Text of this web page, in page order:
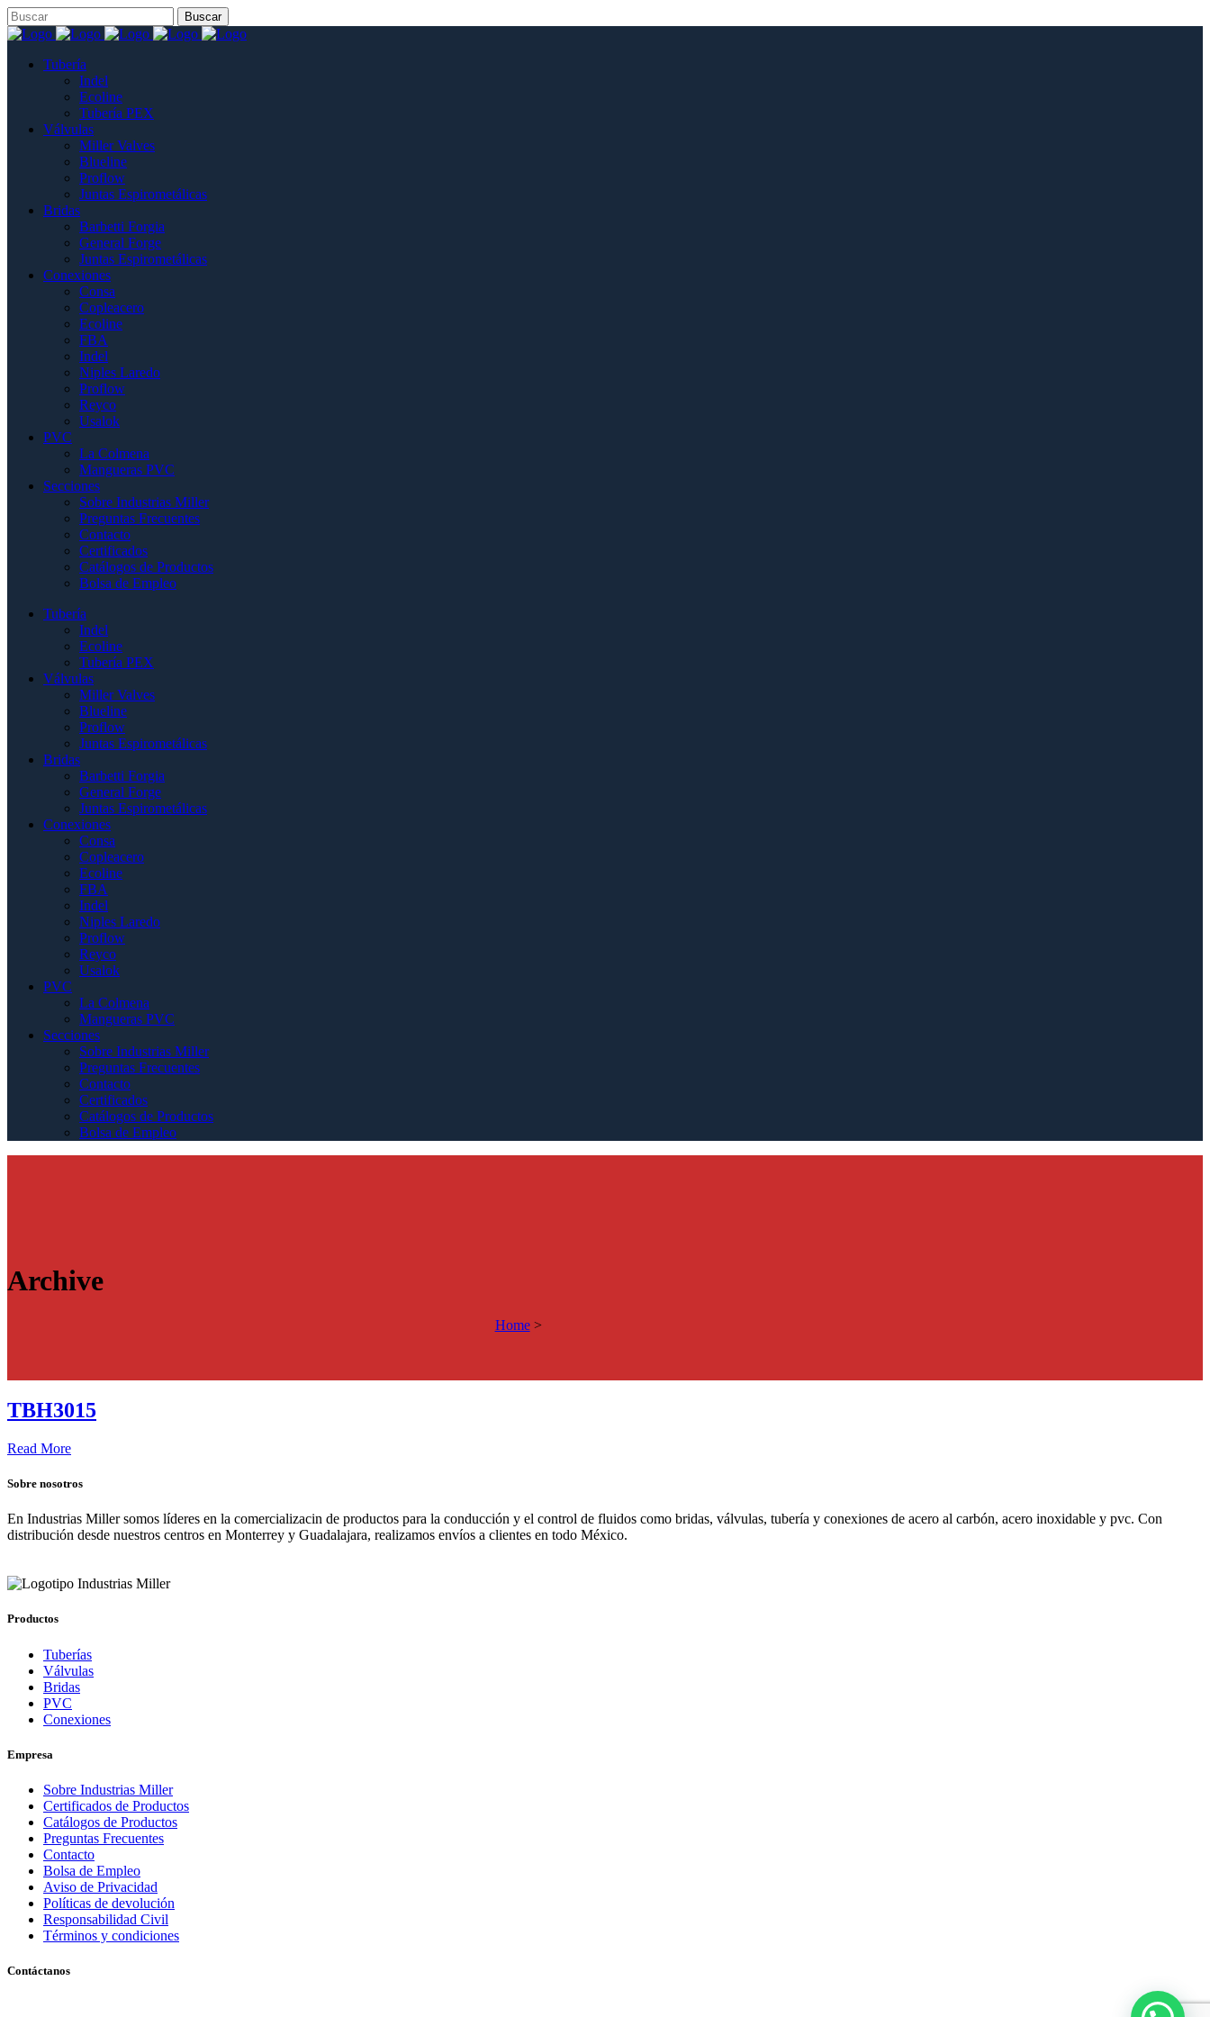
Tubería
Indel
Ecoline
Tubería PEX
Válvulas
Miller Valves
Blueline
Proflow
Juntas Espirometálicas
Bridas
Barbetti Forgia
General Forge
Juntas Espirometálicas
Conexiones
Consa
Copleacero
Ecoline
FBA
Indel
Niples Laredo
Proflow
Reyco
Usalok
PVC
La Colmena
Mangueras PVC
Secciones
Sobre Industrias Miller
Preguntas Frecuentes
Contacto
Certificados
Catálogos de Productos
Bolsa de Empleo
Tubería
Indel
Ecoline
Tubería PEX
Válvulas
Miller Valves
Blueline
Proflow
Juntas Espirometálicas
Bridas
Barbetti Forgia
General Forge
Juntas Espirometálicas
Conexiones
Consa
Copleacero
Ecoline
FBA
Indel
Niples Laredo
Proflow
Reyco
Usalok
PVC
La Colmena
Mangueras PVC
Secciones
Sobre Industrias Miller
Preguntas Frecuentes
Contacto
Certificados
Catálogos de Productos
Bolsa de Empleo
Archive
Home>
TBH3015
Read More
Sobre nosotros
En Industrias Miller somos líderes en la comercializacin de productos para la conducción y el control de fluidos como bridas, válvulas, tubería y conexiones de acero al carbón, acero inoxidable y pvc. Con
distribución desde nuestros centros en Monterrey y Guadalajara, realizamos envíos a clientes en todo México.
Productos
Tuberías
Válvulas
Bridas
PVC
Conexiones
Empresa
Sobre Industrias Miller
Certificados de Productos
Catálogos de Productos
Preguntas Frecuentes
Contacto
Bolsa de Empleo
Aviso de Privacidad
Políticas de devolución
Responsabilidad Civil
Términos y condiciones
Contáctanos